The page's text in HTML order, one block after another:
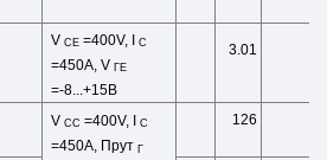
VСЕ=400V, IC
=450A, VГЕ
=-8...+15В
3.01
VCC=400V, IC
=450A, ПрутГ
126